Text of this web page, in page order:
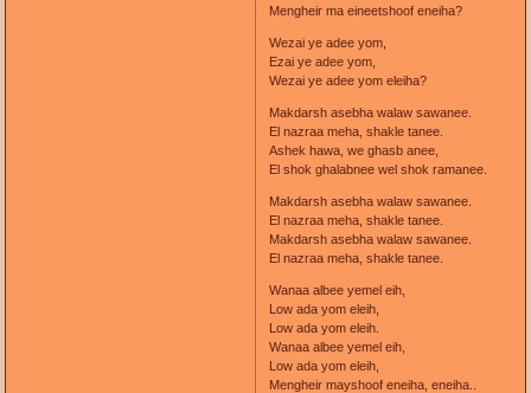
Mengheir ma eineetshoof eneiha?
Wezai ye adee yom,
Ezai ye adee yom,
Wezai ye adee yom eleiha?
Makdarsh asebha walaw sawanee.
El nazraa meha, shakle tanee.
Ashek hawa, we ghasb anee,
El shok ghalabnee wel shok ramanee.
Makdarsh asebha walaw sawanee.
El nazraa meha, shakle tanee.
Makdarsh asebha walaw sawanee.
El nazraa meha, shakle tanee.
Wanaa albee yemel eih,
Low ada yom eleih,
Low ada yom eleih.
Wanaa albee yemel eih,
Low ada yom eleih,
Mengheir mayshoof eneiha, eneiha..